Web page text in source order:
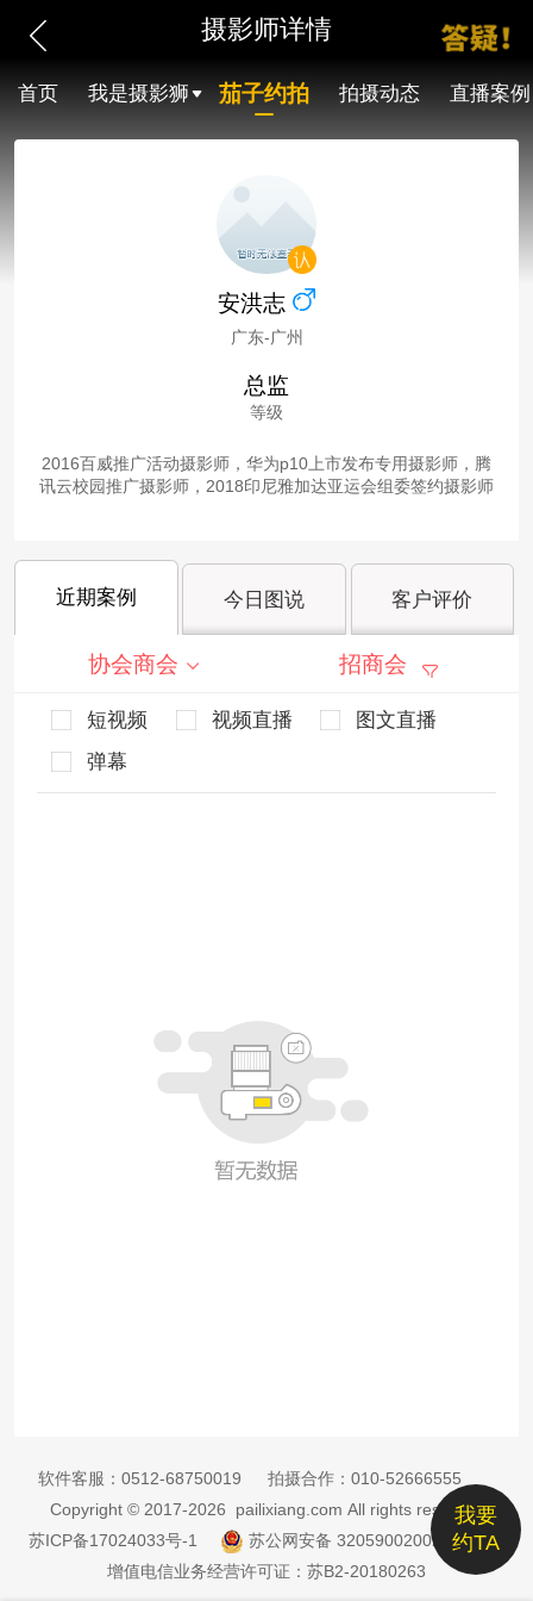
摄影师详情
首页 我是摄影狮 茄子约拍 拍摄动态 直播案例
安洪志
广东-广州
总监
等级
2016百威推广活动摄影师，华为p10上市发布专用摄影师，腾
讯云校园推广摄影师，2018印尼雅加达亚运会组委签约摄影师
近期案例 今日图说 客户评价
协会商会 招商会
短视频 视频直播
图文直播
弹幕
我要
约TA
软件客服： 0512-68750019 拍摄合作： 010-52666555
Copyright © 2017-2026 pailixiang.com All rights reserved
苏ICP备17024033号-1
苏公网安备 32059002002885号
增值电信业务经营许可证：苏B2-20180263